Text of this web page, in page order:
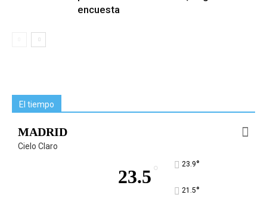
encuesta
El tiempo
MADRID
Cielo Claro
23.5 ° 23.9°
21.5°